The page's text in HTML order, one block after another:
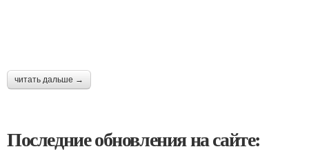
читать дальше →
Последние обновления на сайте: